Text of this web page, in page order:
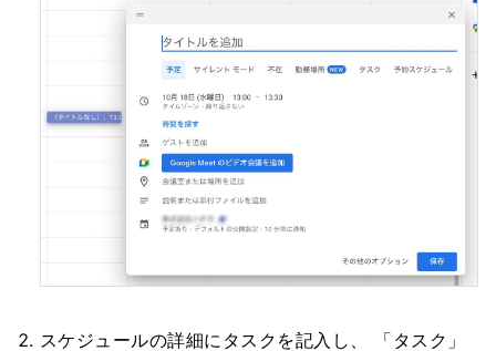
スケジュールの詳細にタスクを記入し、 「タスク」